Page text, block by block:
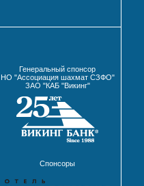
Генеральный спонсор
НО "Ассоциация шахмат СЗФО"
ЗАО "КАБ "Викинг"
Спонсоры